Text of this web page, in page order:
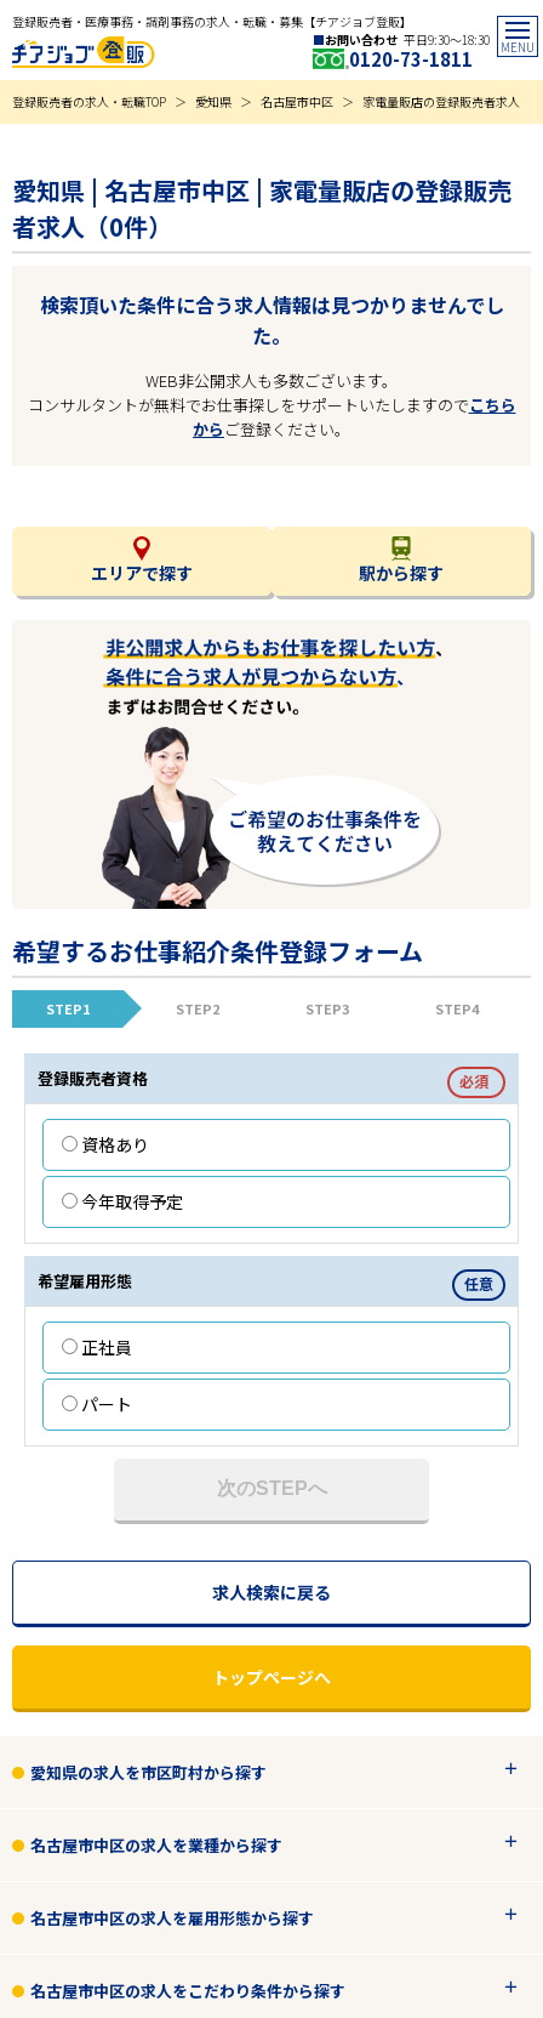
登録販売者・医療事務・調剤事務の求人・転職・募集【チアジョブ登販】
お問い合わせ 平日9:30〜18:30
0120-73-1811
登録販売者の求人・転職TOP 愛知県 名古屋市中区 家電量販店の登録販売者求人
愛知県 | 名古屋市中区 | 家電量販店の登録販売
者求人（0件）
検索頂いた条件に合う求人情報は見つかりませんでし
た。
WEB非公開求人も多数ございます。
コンサルタントが無料でお仕事探しをサポートいたしますのでこちら
から ご登録ください。
エリアで探す 駅から探す
エリアで探す
希望するお仕事紹介条件登録フォーム
STEP1 STEP2 STEP3 STEP4
登録販売者資格 必須
資格あり
今年取得予定
希望雇用形態 任意
正社員
パート
次のSTEPへ
求人検索に戻る
トップページへ
愛知県の求人を市区町村から探す
名古屋市中区の求人を業種から探す
名古屋市中区の求人を雇用形態から探す
名古屋市中区の求人をこだわり条件から探す